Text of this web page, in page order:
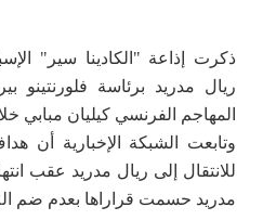
ذكرت إذاعة "الكادينا سير"
ريال مدريد برئاسة فلورنتينو
المهاجم الفرنسي كيليان مبابي
وتابعت الشبكة الإخبارية أن
للانتقال إلى ريال مدريد عقب
مدريد حسمت قراراها بعدم ضم